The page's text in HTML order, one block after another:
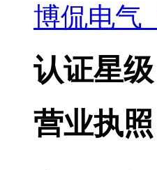
博侃电气
认证星级
营业执照